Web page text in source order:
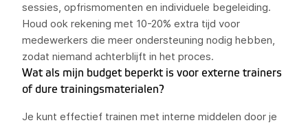
sessies, opfrismomenten en individuele begeleiding.
Houd ook rekening met 10-20% extra tijd voor
medewerkers die meer ondersteuning nodig hebben,
zodat niemand achterblijft in het proces.
Wat als mijn budget beperkt is voor externe trainers
of dure trainingsmaterialen?
Je kunt effectief trainen met interne middelen door je